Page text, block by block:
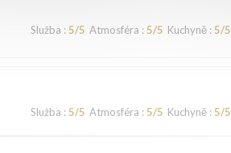
Služba :5/5 Atmosféra : 5/5 Kuchyně :5/5
Služba : 5/5 Atmosféra : 5/5 Kuchyně : 5/5